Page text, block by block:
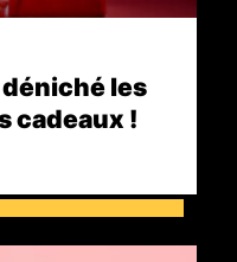
déniché les
cadeaux !